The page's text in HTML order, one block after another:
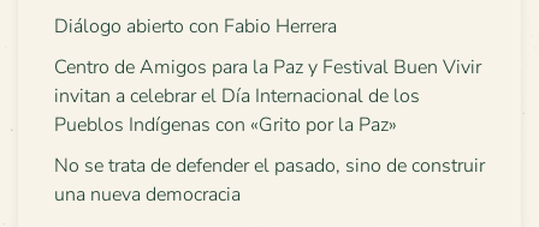
Diálogo abierto con Fabio Herrera
Centro de Amigos para la Paz y Festival Buen Vivir
invitan a celebrar el Día Internacional de los
Pueblos Indígenas con «Grito por la Paz»
No se trata de defender el pasado, sino de construir
una nueva democracia